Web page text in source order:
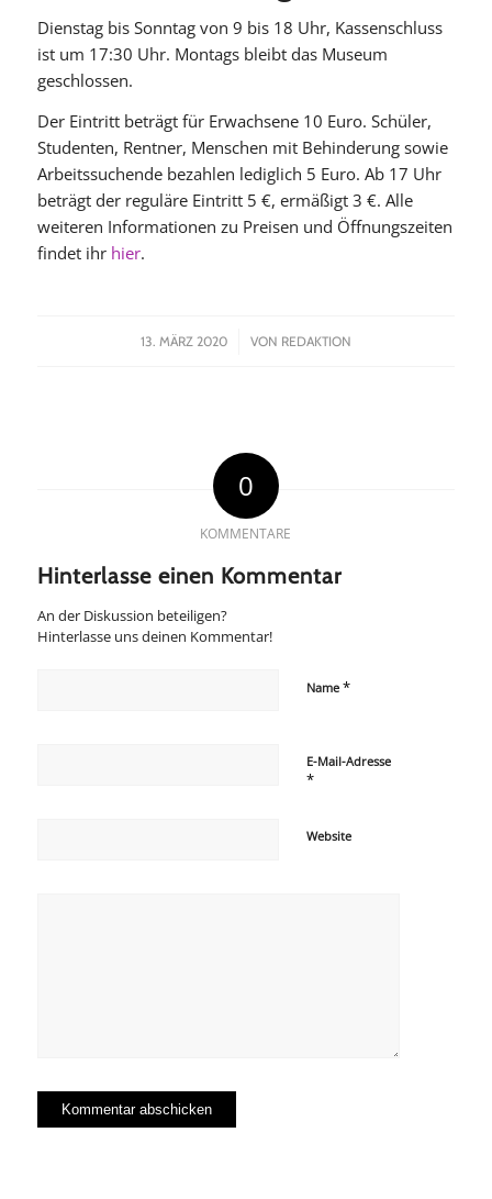
Dienstag bis Sonntag von 9 bis 18 Uhr, Kassenschluss
ist um 17:30 Uhr. Montags bleibt das Museum
geschlossen.
Der Eintritt beträgt für Erwachsene 10 Euro. Schüler,
Studenten, Rentner, Menschen mit Behinderung sowie
Arbeitssuchende bezahlen lediglich 5 Euro. Ab 17 Uhr
beträgt der reguläre Eintritt 5 €, ermäßigt 3 €. Alle
weiteren Informationen zu Preisen und Öffnungszeiten
findet ihr hier.
13. MÄRZ 2020
/ VON REDAKTION
0
KOMMENTARE
Hinterlasse einen Kommentar
An der Diskussion beteiligen?
Hinterlasse uns deinen Kommentar!
Name *
E-Mail-Adresse
*
Website